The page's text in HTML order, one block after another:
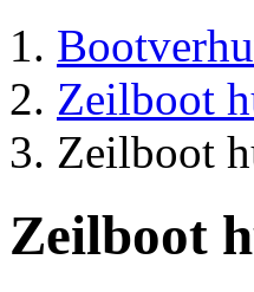
Zeilboot
Zeilboot
Zeilboot